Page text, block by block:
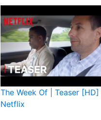
The Week Of | Teaser [HD] |
Netflix